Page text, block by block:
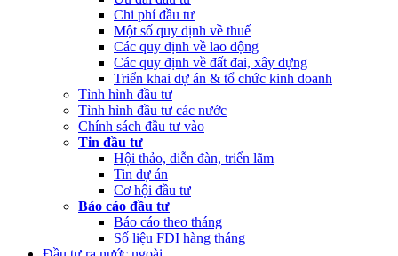
Chi phí đầu tư
Một số quy định về thuế
Các quy định về lao động
Các quy định về đất đai, xây dựng
Triển khai dự án & tổ chức kinh doanh
Tình hình đầu tư
Tình hình đầu tư các nước
Chính sách đầu tư vào
Tin đầu tư
Hội thảo, diễn đàn, triển lãm
Tin dự án
Cơ hội đầu tư
Báo cáo đầu tư
Báo cáo theo tháng
Số liệu FDI hàng tháng